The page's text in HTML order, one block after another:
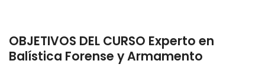
OBJETIVOS DEL CURSO Experto en
Balística Forense y Armamento